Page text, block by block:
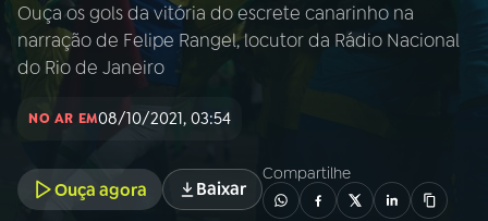
01INÍCIO
02A RÁDIO
03PROGRAMAÇÃO
Ouça os gols da vitória do escrete canarinho na
narração de Felipe Rangel, locutor da Rádio Nacional
do Rio de Janeiro
NO AR EM08/10/2021, 03:54
Ouça agora Baixar
Compartilhe